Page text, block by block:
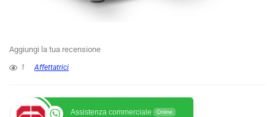
Aggiungi la tua recensione
1 Affettatrici
Assistenza commerciale Online